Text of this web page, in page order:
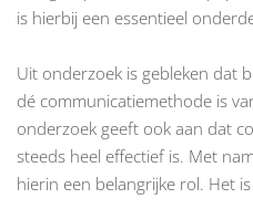
is hierbij een essentieel
Uit onderzoek is gebleken dat
dé communicatiemethode is
onderzoek geeft ook aan dat
steeds heel effectief is. Met
hierin een belangrijke rol. Het